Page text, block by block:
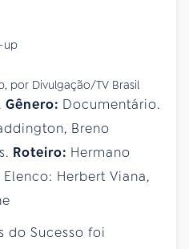
por Divulgação/TV Brasil
Gênero: Documentário.
Breno
Roteiro: Hermano
Herbert Viana,
do Sucesso foi